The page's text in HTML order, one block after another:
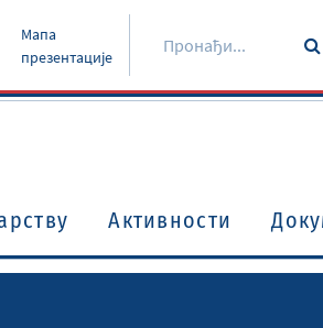
Мапа
презентације
Активности